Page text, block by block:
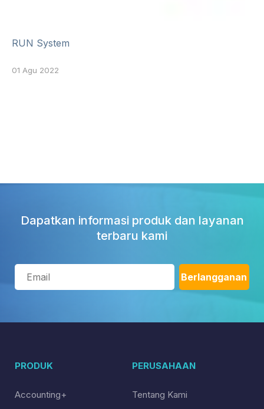
RUN System
01 Agu 2022
Dapatkan informasi produk dan layanan
terbaru kami
PRODUK
Accounting+
PERUSAHAAN
Tentang Kami